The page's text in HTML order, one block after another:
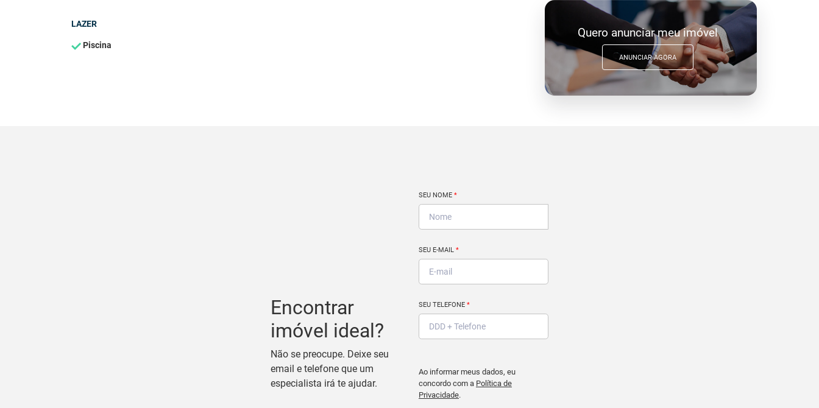
LAZER
Piscina
Quero anunciar meu imóvel
ANUNCIAR AGORA
Encontrar
imóvel ideal?
Não se preocupe. Deixe seu
email e telefone que um
especialista irá te ajudar.
SEU NOME *
SEU E-MAIL *
SEU TELEFONE *
Ao informar meus dados, eu
concordo com a Política de
Privacidade.